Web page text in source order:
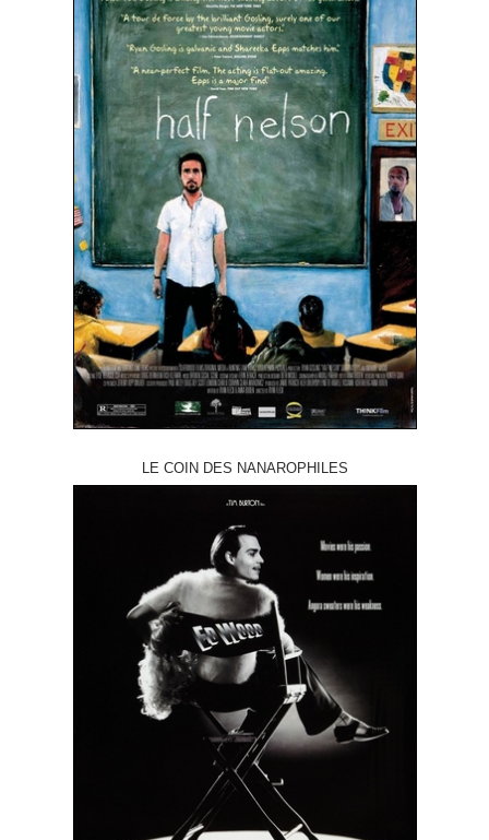
LE COIN DES NANAROPHILES